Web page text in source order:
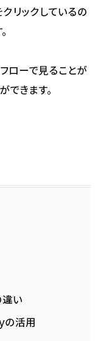
リックしているの
ローで見ることが
できます。
違い
の活用